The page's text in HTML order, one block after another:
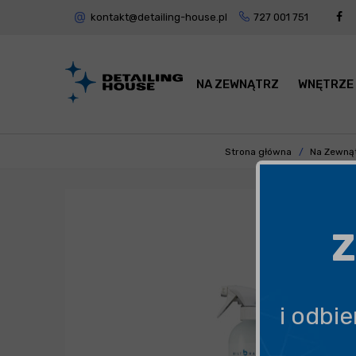
kontakt@detailing-house.pl 727 001 751
NA ZEWNĄTRZ WNĘTRZE
Strona główna Na
i